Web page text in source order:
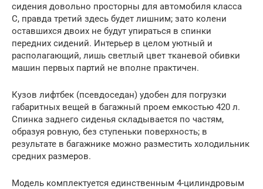
сидения довольно просторны для автомобиля класса
С, правда третий здесь будет лишним; зато колени
оставшихся двоих не будут упираться в спинки
передних сидений. Интерьер в целом уютный и
располагающий, лишь светлый цвет тканевой обивки
машин первых партий не вполне практичен.
Кузов лифтбек (псевдоседан) удобен для погрузки
габаритных вещей в багажный проем емкостью 420 л.
Спинка заднего сиденья складывается по частям,
образуя ровную, без ступеньки поверхность; в
результате в багажнике можно разместить холодильник
средних размеров.
Модель комплектуется единственным 4-цилиндровым